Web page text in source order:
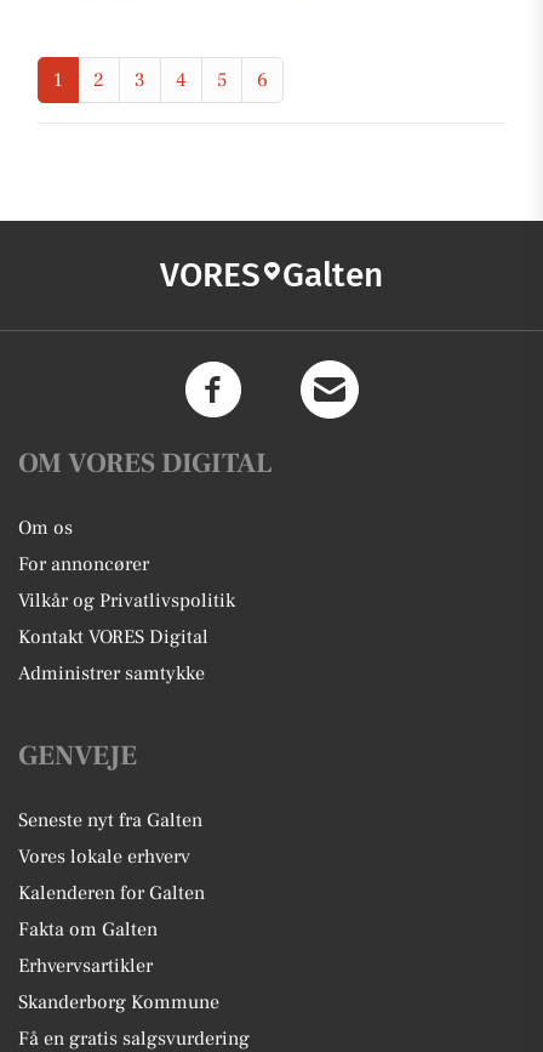
1 2 3 4 5 6
VORES Galten
OM VORES DIGITAL
Om os
For annoncører
Vilkår og Privatlivspolitik
Kontakt VORES Digital
Administrer samtykke
GENVEJE
Seneste nyt fra Galten
Vores lokale erhverv
Kalenderen for Galten
Fakta om Galten
Erhvervsartikler
Skanderborg Kommune
Få en gratis salgsvurdering